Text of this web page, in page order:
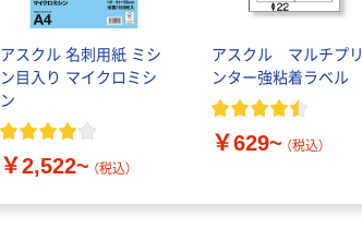
アスクル 名刺用紙 ミシ
ン目入り マイクロミシ
ン
￥2,522~ （税込）
アスクル マルチプリ
ンター強粘着ラベル
￥629~ （税込）